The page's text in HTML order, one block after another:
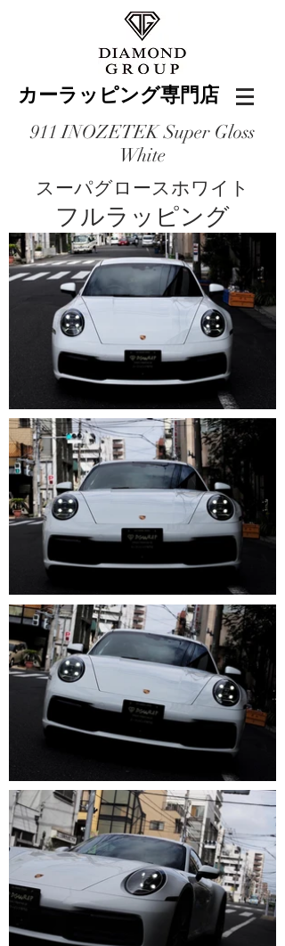
カーラッピング専門店
911 INOZETEK Super Gloss
White
スーパグロースホワイト
フルラッピング